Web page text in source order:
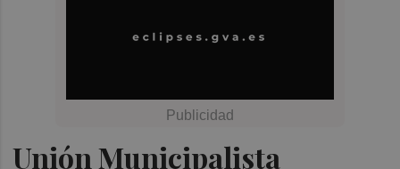
Unión Municipalista